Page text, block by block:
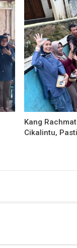
Kang
Cikalintu,